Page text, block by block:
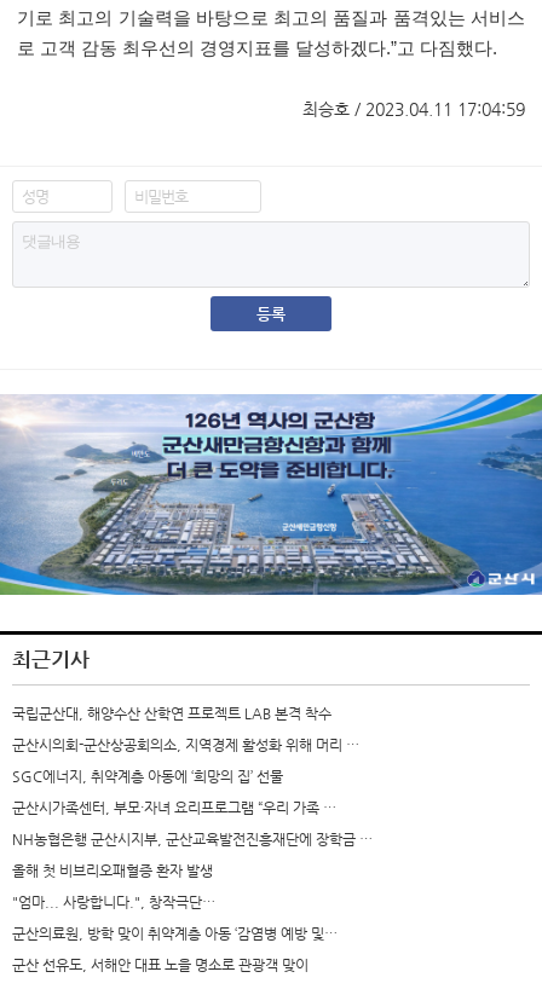
기로 최고의 기술력을 바탕으로 최고의 품질과 품격있는 서비스
로 고객 감동 최우선의 경영지표를 달성하겠다.”고 다짐했다.
최승호 / 2023.04.11 17:04:59
최근기사
국립군산대, 해양수산 산학연 프로젝트 LAB 본격 착수
군산시의회-군산상공회의소, 지역경제 활성화 위해 머리 …
SGC에너지, 취약계층 아동에 ‘희망의 집’ 선물
군산시가족센터, 부모·자녀 요리프로그램 “우리 가족 …
NH농협은행 군산시지부, 군산교육발전진흥재단에 장학금 …
올해 첫 비브리오패혈증 환자 발생
"엄마... 사랑합니다.", 창작극단…
군산의료원, 방학 맞이 취약계층 아동 ‘감염병 예방 및…
군산 선유도, 서해안 대표 노을 명소로 관광객 맞이